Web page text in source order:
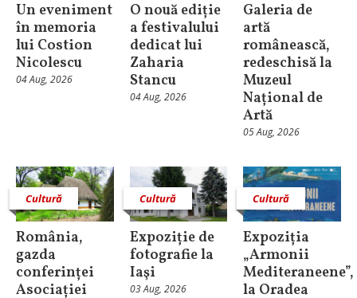
Un eveniment
în memoria
lui Costion
Nicolescu
04 Aug, 2026
O nouă ediție
a festivalului
dedicat lui
Zaharia
Stancu
04 Aug, 2026
Galeria de
artă
românească,
redeschisă la
Muzeul
Național de
Artă
05 Aug, 2026
Cultură
România,
gazda
conferinței
Asociației
Cultură
Expoziție de
fotografie la
Iaşi
03 Aug, 2026
Cultură
Expoziția
„Armonii
Mediteraneene”,
la Oradea